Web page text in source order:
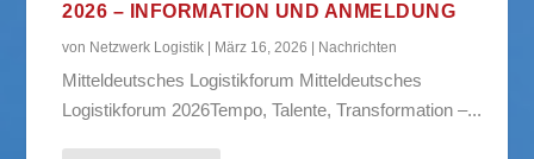
2026 – INFORMATION UND ANMELDUNG
von Netzwerk Logistik März 16, 2026 Nachrichten
Mitteldeutsches Logistikforum Mitteldeutsches
Logistikforum 2026Tempo, Talente, Transformation –...